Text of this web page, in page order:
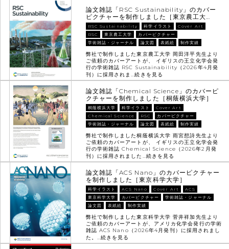
論文雑誌「RSC Sustainability」のカバー
ピクチャーを制作しました［東京農工大…
RSC Sustainability 科学イラスト
Cover Art
RSC
東京農工大学
カバーピクチャー
学術雑誌・ジャーナル
論文図 表紙絵 制作実績
弊社で制作しました東京農工大学 岡田洋平先生より
ご依頼のカバーアートが、 イギリスの王立化学会発
行の学術雑誌 RSC Sustainability（2026年4月発
刊）に採用されま…続きを見る
論文雑誌「Chemical Science」のカバーピ
クチャーを制作しました［桐蔭横浜大学］
桐蔭横浜大学 科学イラスト
Cover Art
Chemical Science
RSC
カバーピクチャー
学術雑誌・ジャーナル
論文図 表紙絵 制作実績
弊社で制作しました桐蔭横浜大学 雨宮想詩先生より
ご依頼のカバーアートが、 イギリスの王立化学会発
行の学術雑誌 Chemical Science（2026年2月発
刊）に採用されました… 続きを見る
論文雑誌「ACS Nano」のカバーピクチャー
を制作しました［東京科学大学］
科学イラスト ACS Nano Cover Art
ACS
東京科学大学
カバーピクチャー
学術雑誌・ジャーナル
論文図
表紙絵 制作実績
弊社で制作しました東京科学大学 菅井祥加先生より
ご依頼のカバーアートが、アメリカ化学会発行の学術
雑誌 ACS Nano（2026年4月発刊）に採用されまし
た。… 続きを見る